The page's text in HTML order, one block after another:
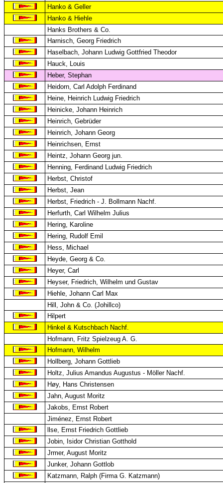
Hanko & Geller
Hanko & Hiehle
Hanks Brothers & Co.
Harnisch, Georg Friedrich
Haselbach, Johann Ludwig Gottfried Theodor
Hauck, Louis
Heber, Stephan
Heidorn, Carl Adolph Ferdinand
Heine, Heinrich Ludwig Friedrich
Heinicke, Johann Heinrich
Heinrich, Gebrüder
Heinrich, Johann Georg
Heinrichsen, Ernst
Heintz, Johann Georg jun.
Henning, Ferdinand Ludwig Friedrich
Herbst, Christof
Herbst, Jean
Herbst, Friedrich - J. Bollmann Nachf.
Herfurth, Carl Wilhelm Julius
Hering, Karoline
Hering, Rudolf Emil
Hess, Michael
Heyde, Georg & Co.
Heyer, Carl
Heyser, Friedrich, Wilhelm und Gustav
Hiehle, Johann Carl Max
Hill, John & Co. (Johillco)
Hilpert
Hinkel & Kutschbach Nachf.
Hofmann, Fritz Spielzeug A. G.
Hofmann, Wilhelm
Hollberg, Johann Gottlieb
Holtz, Julius Amandus Augustus - Möller Nachf.
Høy, Hans Christensen
Jahn, August Moritz
Jakobs, Ernst Robert
Jiménez, Ernst Robert
llse, Ernst Friedrich Gottlieb
Jobin, Isidor Christian Gotthold
Jrmer, August Moritz
Junker, Johann Gottlob
Katzmann, Ralph (Firma G. Katzmann)